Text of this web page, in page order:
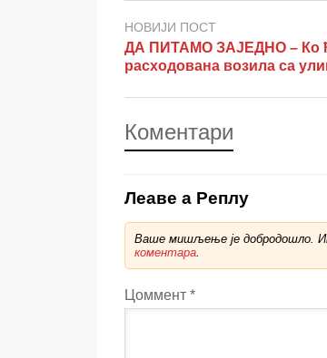
НОВИЈИ ПОСТ
ДА ПИТАМО ЗАЈЕДНО – Ко
расходована возила са
Коментари
Леаве а Реплy
Ваше мишљење је добродошло.
коментара
Цоммент *